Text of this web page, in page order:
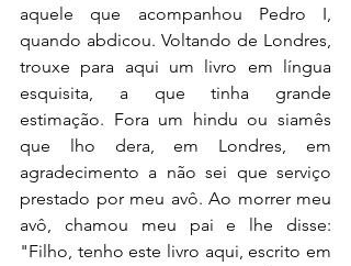
aquele que acompanhou Pedro I,
quando abdicou. Voltando de Londres,
trouxe para aqui um livro em língua
esquisita, a que tinha grande
estimação. Fora um hindu ou siamês
que lho dera, em Londres, em
agradecimento a não sei que serviço
prestado por meu avô. Ao morrer meu
avô, chamou meu pai e lhe disse:
"Filho, tenho este livro aqui, escrito em